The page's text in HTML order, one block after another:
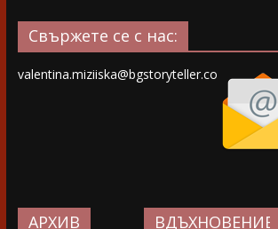
Свържете се с нас:
valentina.miziiska@bgstoryteller.co
АРХИВ